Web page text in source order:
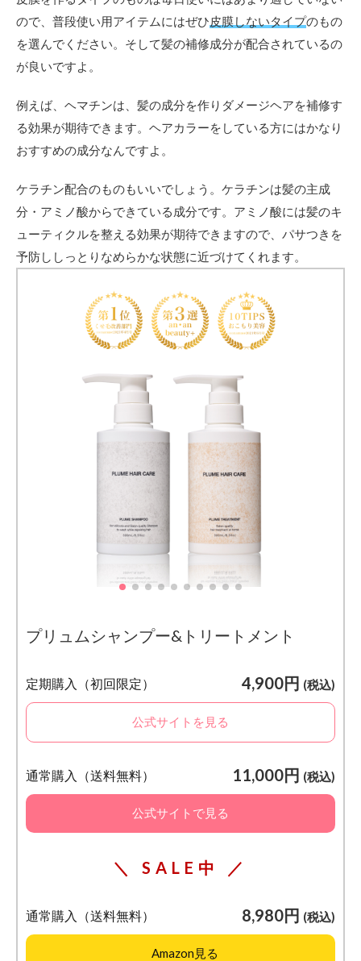
ので、普段使い用アイテムにはぜひ皮膜しないタイプのもの
を選んでください。そして髪の補修成分が配合されているの
が良いですよ。
例えば、ヘマチンは、髪の成分を作りダメージヘアを補修す
る効果が期待できます。ヘアカラーをしている方にはかなり
おすすめの成分なんですよ。
ケラチン配合のものもいいでしょう。ケラチンは髪の主成
分・アミノ酸からできている成分です。アミノ酸には髪のキ
ューティクルを整える効果が期待できますので、パサつきを
予防ししっとりなめらかな状態に近づけてくれます。
プリュムシャンプー&トリートメント
定期購入（初回限定） 4,900円 (税込)
公式サイトを見る
通常購入（送料無料） 11,000円 (税込)
公式サイトで見る
＼ SALE中 ／
通常購入（送料無料） 8,980円 (税込)
Amazon見る